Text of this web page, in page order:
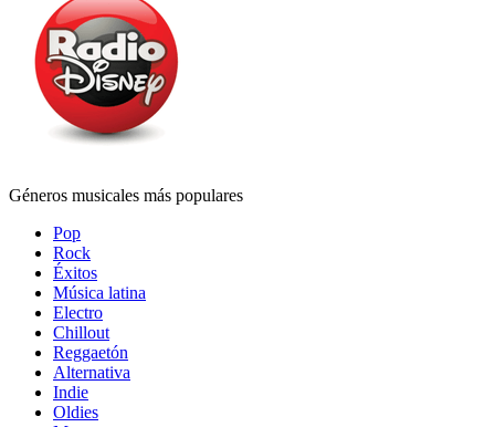
Géneros musicales más populares
Pop
Rock
Éxitos
Música latina
Electro
Chillout
Reggaetón
Alternativa
Indie
Oldies